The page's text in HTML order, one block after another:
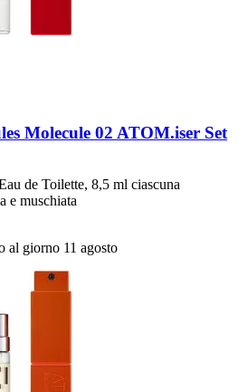
Molecule 02 ATOM.iser Set
de Toilette, 8,5 ml ciascuna
e muschiata
al giorno 11 agosto